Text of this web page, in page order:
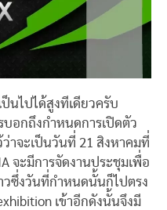
นไปได้สูงทีเดียวครับ
บอกถึงกำหนดการเปิดตัว
ว่าจะเป็นวันที่ 21 สิงหาคมที่
จะมีการจัดงานประชุมเพื่อ
วซึ่งวันที่กำหนดนั้นก็ไปตรง
เข้าอีกดังนั้นจึงมี